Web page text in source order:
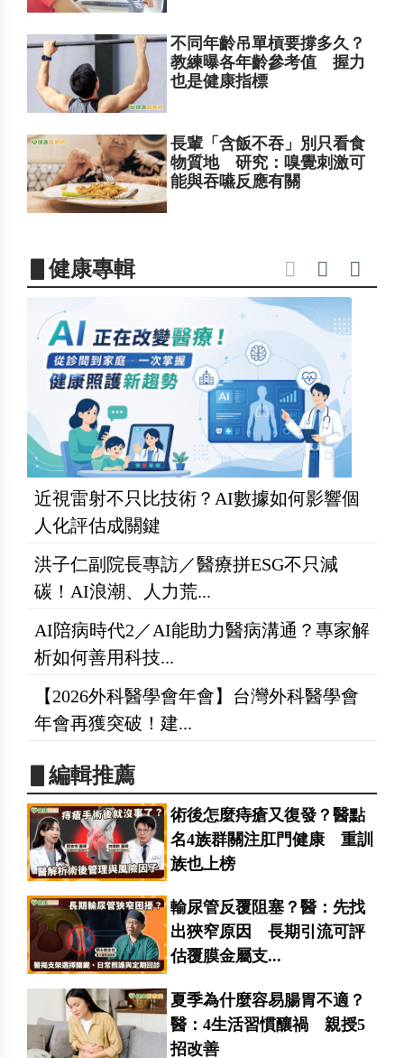
不同年齡吊單槓要撐多久？
教練曝各年齡參考值 握力
也是健康指標
長輩「含飯不吞」別只看食
物質地 研究：嗅覺刺激可
能與吞嚥反應有關
▋健康專輯
近視雷射不只比技術？AI數據如何影響個
人化評估成關鍵
洪子仁副院長專訪／醫療拼ESG不只減
碳！AI浪潮、人力荒...
AI陪病時代2／AI能助力醫病溝通？專家解
析如何善用科技...
【2026外科醫學會年會】台灣外科醫學會
年會再獲突破！建...
▋編輯推薦
術後怎麼痔瘡又復發？醫點
名4族群關注肛門健康 重訓
族也上榜
輸尿管反覆阻塞？醫：先找
出狹窄原因 長期引流可評
估覆膜金屬支...
夏季為什麼容易腸胃不適？
醫：4生活習慣釀禍 親授5
招改善